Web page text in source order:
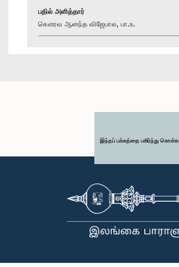
பதில் அளித்தார்
கௌரவ ஆனந்த விஜேபால, பா.உ.
இந்தப் பக்கத்தை பகிர்ந்து கொள்க